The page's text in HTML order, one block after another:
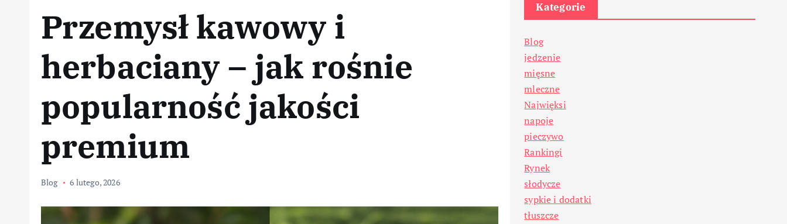
Przemysł kawowy i
herbaciany – jak rośnie
popularność jakości
premium
Blog 6 lutego, 2026
Kategorie
Blog
jedzenie
mięsne
mleczne
Najwięksi
napoje
pieczywo
Rankingi
Rynek
słodycze
sypkie i dodatki
tłuszcze